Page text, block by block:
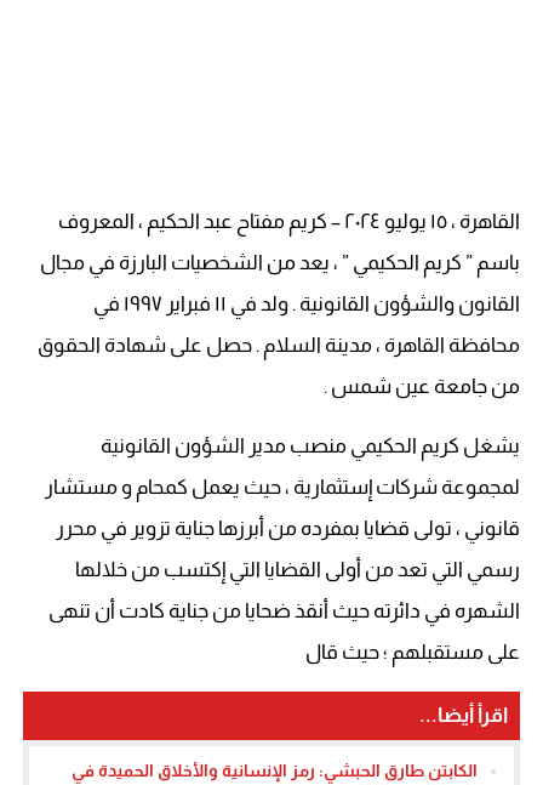
القاهرة ، ١٥ يوليو ٢٠٢٤ – كريم مفتاح عبد الحكيم ، المعروف
باسم ” كريم الحكيمي ” ، يعد من الشخصيات البارزة في مجال
القانون والشؤون القانونية . ولد في ١١ فبراير ١٩٩٧ في
محافظة القاهرة ، مدينة السلام . حصل على شهادة الحقوق
من جامعة عين شمس .
يشغل كريم الحكيمي منصب مدير الشؤون القانونية
لمجموعة شركات إستثمارية ، حيث يعمل كمحام و مستشار
قانوني ، تولى قضايا بمفرده من أبرزها جناية تزوير في محرر
رسمي التي تعد من أولى القضايا التي إكتسب من خلالها
الشهره في دائرته حيث أنقذ ضحايا من جناية كادت أن تنهى
على مستقبلهم ؛ حيث قال
اقرأ أيضا...
الكابتن طارق الحبشي: رمز الإنسانية والأخلاق الحميدة في